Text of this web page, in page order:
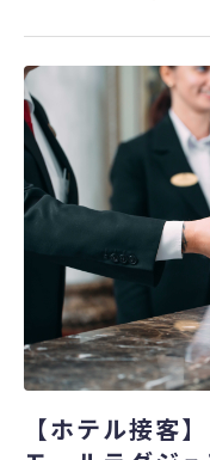
【ホテル接客